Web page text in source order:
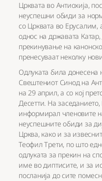
Црквата во Антиохија,
неуспешни обиди за
со Црквата во Ерусалим,
однос на државата
прекинување на
пренесуваат неколку
Одлуката била донесена
Свештениот Синод на
на 29 април, а со кој
Десетти. На заседанието,
информирал членовите
неуспешните обиди за
Црква, како и за
Теофил Трети, по што
одлуката за прекин на
име во диптисите, и за
посланија до сите